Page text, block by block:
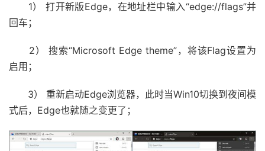
1） 打开新版Edge，在地址栏中输入“edge://flags”并
回车；
2） 搜索“Microsoft Edge theme”，将该Flag设置为
启用；
3） 重新启动Edge浏览器，此时当Win10切换到夜间模
式后，Edge也就随之变更了；